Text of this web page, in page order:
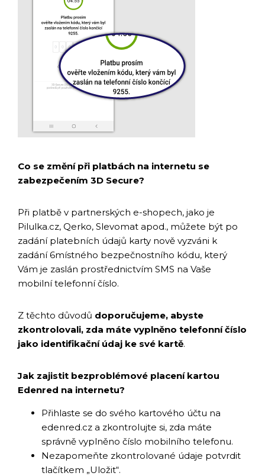
Co se změní při platbách na internetu se
zabezpečením 3D Secure?
Při platbě v partnerských e-shopech, jako je
Pilulka.cz, Qerko, Slevomat apod., můžete být po
zadání platebních údajů karty nově vyzváni k
zadání 6místného bezpečnostního kódu, který
Vám je zaslán prostřednictvím SMS na Vaše
mobilní telefonní číslo.
Z těchto důvodů doporučujeme, abyste
zkontrolovali, zda máte vyplněno telefonní číslo
jako identifikační údaj ke své kartě.
Jak zajistit bezproblémové placení kartou
Edenred na internetu?
Přihlaste se do svého kartového účtu na
edenred.cz a zkontrolujte si, zda máte
správně vyplněno číslo mobilního telefonu.
Nezapomeňte zkontrolované údaje potvrdit
tlačítkem „Uložit“.